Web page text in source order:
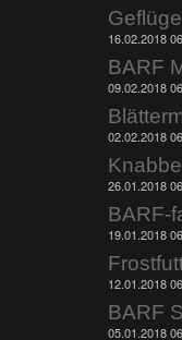
16.02.2018
BARF
09.02.2018
02.02.2018
26.01.2018
19.01.2018
12.01.2018
BARF
05.01.2018